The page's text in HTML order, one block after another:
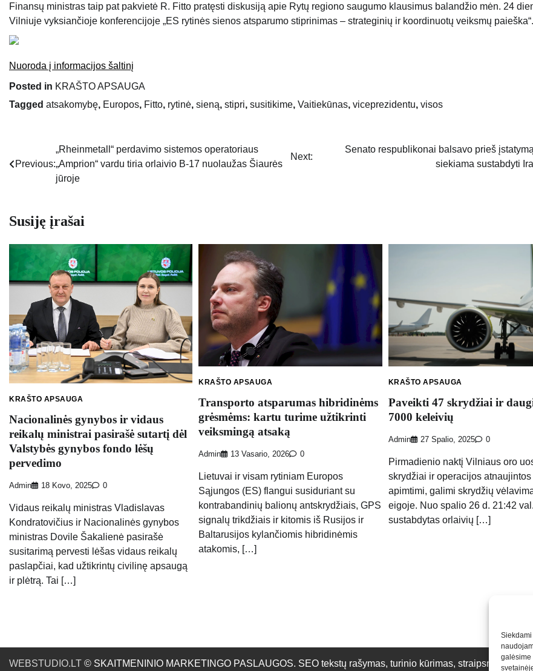
galėsime
Finansų ministras taip pat pakvietė R. Fitto pratęsti diskusiją apie Rytų regiono saugumo klausimus balandžio mėn. 24
Vilniuje vyksiančioje konferencijoje „ES rytinės sienos atsparumo stiprinimas – strateginių ir koordinuotų veiksmų paieška“.
Nuoroda į informacijos šaltinį
Posted in KRAŠTO APSAUGA
Tagged atsakomybę, Europos, Fitto, rytinė, sieną, stipri, susitikime, Vaitiekūnas, viceprezidentu, visos
Navigacija
Previous:
„Rheinmetall“ perdavimo sistemos operatoriaus
„Amprion“ vardu tiria orlaivio B-17 nuolaužas Šiaurės
jūroje
Next:
Senato respublikonai balsavo prieš
siekiama sustabdyti
Susiję įrašai
KRAŠTO APSAUGA
Nacionalinės gynybos ir vidaus
reikalų ministrai pasirašė sutartį dėl
Valstybės gynybos fondo lėšų
pervedimo
Admin 18 Kovo, 2025 0
Vidaus reikalų ministras Vladislavas
Kondratovičius ir Nacionalinės gynybos
ministras Dovile Šakalienė pasirašė
susitarimą pervesti lėšas vidaus reikalų
paslapčiai, kad užtikrintų civilinę apsaugą
ir plėtrą. Tai […]
KRAŠTO APSAUGA
Transporto atsparumas hibridinėms
grėsmėms: kartu turime užtikrinti
veiksmingą atsaką
Admin 13 Vasario, 2026 0
Lietuvai ir visam rytiniam Europos
Sąjungos (ES) flangui susiduriant su
kontrabandinių balionų antskrydžiais, GPS
signalų trikdžiais ir kitomis iš Rusijos ir
Baltarusijos kylančiomis hibridinėmis
atakomis, […]
KRAŠTO APSAUGA
Paveikti 47 skrydžiai ir
7000 keleivių
Admin 27 Spalio, 2025 0
Pirmadienio naktį Vilniaus oro
skrydžiai ir operacijos atnaujintos
apimtimi, galimi skrydžių
eigoje. Nuo spalio 26 d. 21:42
sustabdytas orlaivių […]
WEBSTUDIO.LT © SKAITMENINIO MARKETINGO PASLAUGOS. SEO tekstų rašymas, turinio kūrimas, straipsnių